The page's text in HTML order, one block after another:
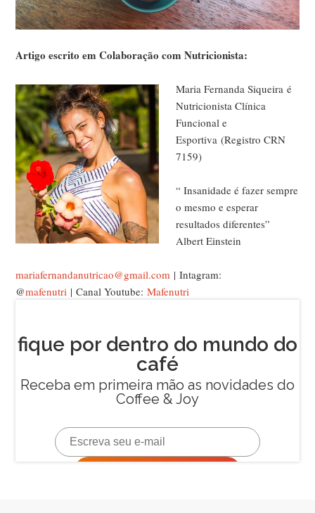
Artigo escrito em Colaboração com Nutricionista:
Maria Fernanda Siqueira é
Nutricionista Clínica
Funcional e
Esportiva (Registro CRN
7159)
“ Insanidade é fazer sempre
o mesmo e esperar
resultados diferentes”
Albert Einstein
mariafernandanutricao@gmail.com | Intagram:
@mafenutri | Canal Youtube:Mafenutri